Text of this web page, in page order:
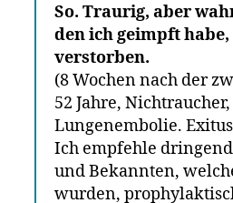
So. Traurig, aber
den ich geimpft
verstorben.
(8 Wochen nach der
52 Jahre,
Lungenembolie.
Ich empfehle
und Bekannten,
wurden,